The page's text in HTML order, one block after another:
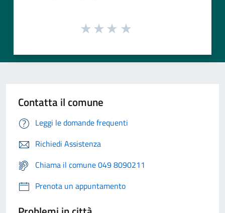
Contatta il comune
Leggi le domande frequenti
Richiedi Assistenza
Chiama il comune 049 8090211
Prenota un appuntamento